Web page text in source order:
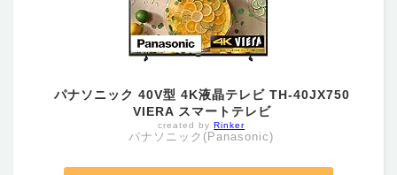
パナソニック 40V型 4K液晶テレビ TH-40JX750
VIERA スマートテレビ
created by Rinker
パナソニック(Panasonic)